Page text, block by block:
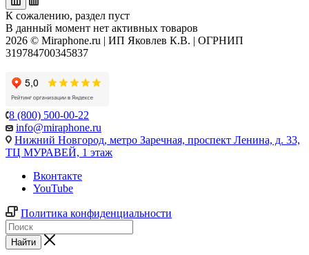
К сожалению, раздел пуст
В данный момент нет активных товаров
2026 © Miraphone.ru | ИП Яковлев К.В. | ОГРНИП
319784700345837
8 (800) 500-00-22
info@miraphone.ru
Нижний Новгород, метро Заречная, проспект Ленина, д. 33,
ТЦ МУРАВЕЙ, 1 этаж
Вконтакте
YouTube
Политика конфиденциальности
Найти